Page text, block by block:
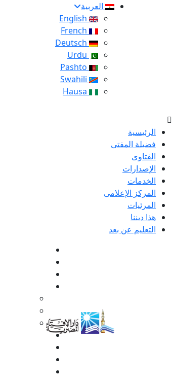
العربية
الرئيسية
فضيلة المفتى
الفتاوى
الإصدارات
الخدمات
المركز الإعلامى
المرئيات
هذا ديننا
التعليم عن بعد